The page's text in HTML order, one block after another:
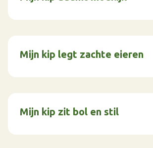
Mijn kip legt zachte eieren
Mijn kip zit bol en stil